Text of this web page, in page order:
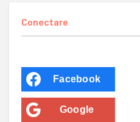
Conectare
Facebook
Google